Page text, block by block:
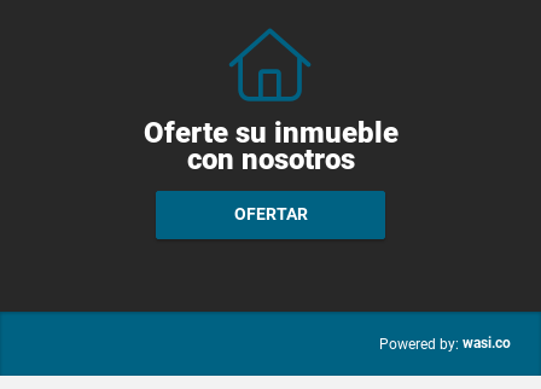
Oferte su inmueble
con nosotros
OFERTAR
Powered by: wasi.co